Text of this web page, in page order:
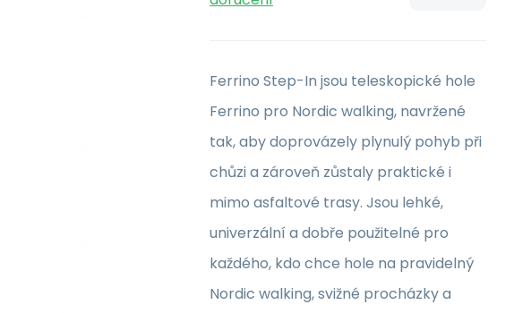
Ferrino Step-In jsou teleskopické hole
Ferrino pro Nordic walking, navržené
tak, aby doprovázely plynulý pohyb při
chůzi a zároveň zůstaly praktické i
mimo asfaltové trasy. Jsou lehké,
univerzální a dobře použitelné pro
každého, kdo chce hole na pravidelný
Nordic walking, svižné procházky a